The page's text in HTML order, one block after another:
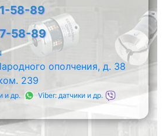
58-89
58-89
ополчения, д. 38
239
и др. Viber: датчики и др.